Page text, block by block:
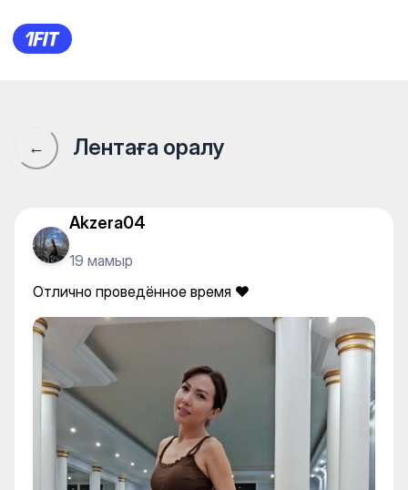
Отлично проведённое
← Лентаға оралу
Akzera04
19 мамыр
Отлично проведённое время ❤️